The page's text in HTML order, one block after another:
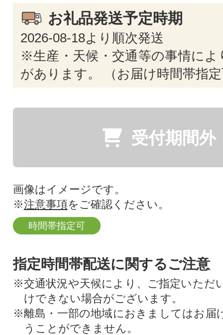
お礼品発送予定時期
2026-08-18より順次発送
※生産・天候・交通等の事情によ
があります。 （お届け時間帯指
受付期間外
画像はイメージです。
※注意事項をご確認ください。
時間帯指定可
指定時間帯配送に関するご注意
※交通状況や天候により、ご指定いただ
けできない場合がございます。
※離島・一部の地域におきましてはお届
うことができません。